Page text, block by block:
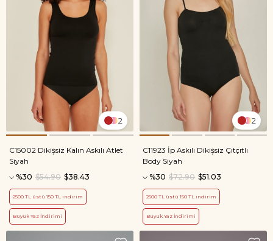
2
C15002 Dikişsiz Kalın Askılı Atlet
Siyah
%30
$38.43
$54.90
2500 TL üstü 150 TL indirim
Büyük Yaz İndirimi
2
C11923 İp Askılı Dikişsiz Çıtçıtlı
Body Siyah
%30
$51.03
$72.90
2500 TL üstü 150 TL indirim
Büyük Yaz İndirimi